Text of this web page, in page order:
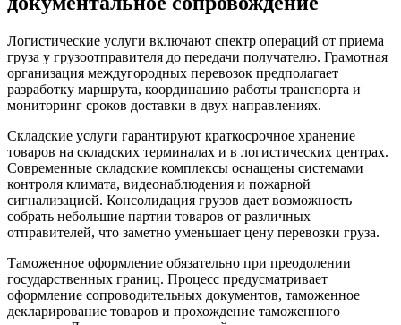
Логистические услуги включают спектр операций от приема
груза у грузоотправителя до передачи получателю. Грамотная
организация междугородных перевозок предполагает
разработку маршрута, координацию работы транспорта и
мониторинг сроков доставки в двух направлениях.
Складские услуги гарантируют краткосрочное хранение
товаров на складских терминалах и в логистических центрах.
Современные складские комплексы оснащены системами
контроля климата, видеонаблюдения и пожарной
сигнализацией. Консолидация грузов дает возможность
собрать небольшие партии товаров от различных
отправителей, что заметно уменьшает цену перевозки груза.
Таможенное оформление обязательно при преодолении
государственных границ. Процесс предусматривает
оформление сопроводительных документов, таможенное
декларирование товаров и прохождение таможенного